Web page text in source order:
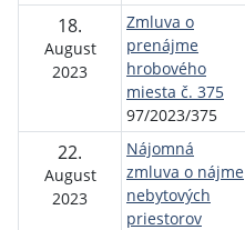
18.
August
2023
Zmluva o
prenájme
hrobového
miesta č. 375
97/2023/375
22.
August
2023
Nájomná
zmluva o nájme
nebytových
priestorov